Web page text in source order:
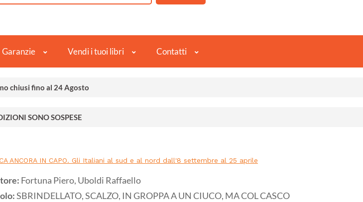
Garanzie Vendi i tuoi libri Contatti
chiusi fino al 24 Agosto
SONO SOSPESE
ANCORA IN CAPO. Gli Italiani al sud e al nord dall'8 settembre al 25 aprile
Fortuna Piero, Uboldi Raffaello
SBRINDELLATO, SCALZO, IN GROPPA A UN CIUCO, MA COL CASCO